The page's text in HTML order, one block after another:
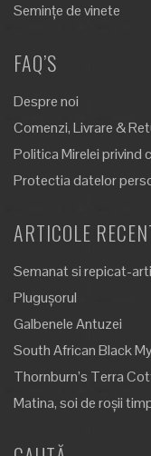
Semințe de vinete
FAQ’S
Despre noi
Comenzi, Livrare &
Politica Mirelei privind
Protectia datelor
ARTICOLE
Semanat si repicat-
Plugușorul
Galbenele Antuzei
South African Black
Thornburn’s Terra
Matina, soi de roșii